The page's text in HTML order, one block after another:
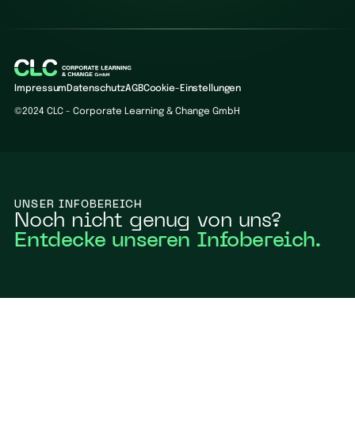
Impressum DatenschutzAGBCookie-Einstellungen
©2024 CLC - Corporate Learning & Change GmbH
UNSER INFOBEREICH
Noch nicht genug von uns?
Entdecke unseren Infobereich.